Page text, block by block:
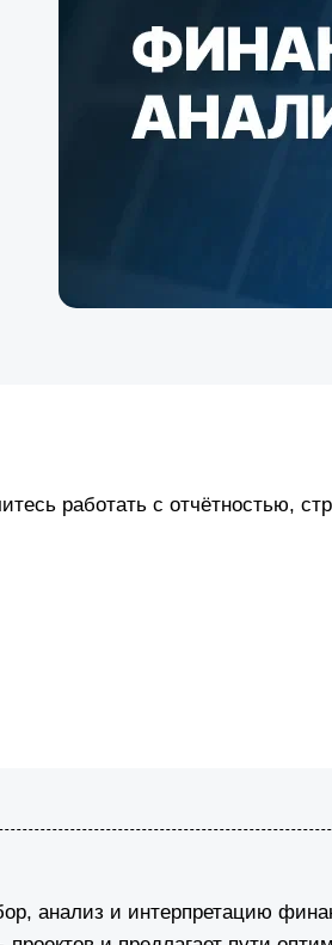
работать с отчётностью,
анализ и интерпретацию